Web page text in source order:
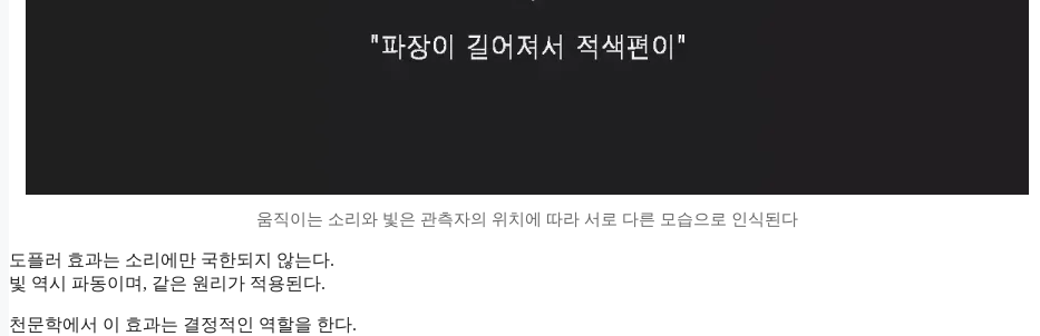
움직이는 소리와 빛은 관측자의 위치에 따라 서로 다른 모습으로 인식된다
도플러 효과는 소리에만 국한되지 않는다.
빛 역시 파동이며, 같은 원리가 적용된다.
천문학에서 이 효과는 결정적인 역할을 한다.